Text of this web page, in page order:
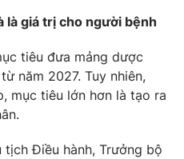
là giá trị cho người bệnh
tiêu đưa mảng dược
năm 2027. Tuy nhiên,
mục tiêu lớn hơn là tạo ra
tịch Điều hành, Trưởng bộ